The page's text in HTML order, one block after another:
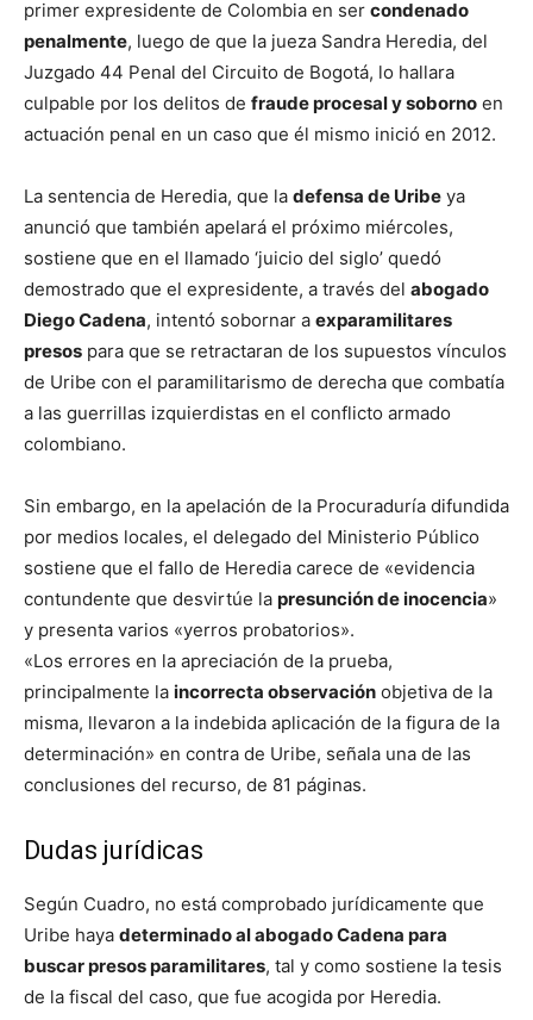
primer expresidente de Colombia en ser condenado
penalmente, luego de que la jueza Sandra Heredia, del
Juzgado 44 Penal del Circuito de Bogotá, lo hallara
culpable por los delitos de fraude procesal y soborno en
actuación penal en un caso que él mismo inició en 2012.
La sentencia de Heredia, que la defensa de Uribe ya
anunció que también apelará el próximo miércoles,
sostiene que en el llamado ‘juicio del siglo’ quedó
demostrado que el expresidente, a través del abogado
Diego Cadena, intentó sobornar a exparamilitares
presos para que se retractaran de los supuestos vínculos
de Uribe con el paramilitarismo de derecha que combatía
a las guerrillas izquierdistas en el conflicto armado
colombiano.
Sin embargo, en la apelación de la Procuraduría difundida
por medios locales, el delegado del Ministerio Público
sostiene que el fallo de Heredia carece de «evidencia
contundente que desvirtúe la presunción de inocencia»
y presenta varios «yerros probatorios».
«Los errores en la apreciación de la prueba,
principalmente la incorrecta observación objetiva de la
misma, llevaron a la indebida aplicación de la figura de la
determinación» en contra de Uribe, señala una de las
conclusiones del recurso, de 81 páginas.
Dudas jurídicas
Según Cuadro, no está comprobado jurídicamente que
Uribe haya determinado al abogado Cadena para
buscar presos paramilitares, tal y como sostiene la tesis
de la fiscal del caso, que fue acogida por Heredia.